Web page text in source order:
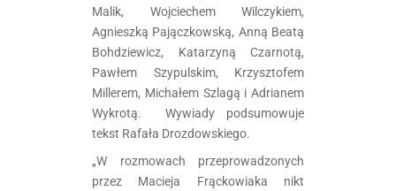
Malik, Wojciechem Wilczykiem,
Agnieszką Pajączkowską, Anną Beatą
Bohdziewicz, Katarzyną Czarnotą,
Pawłem Szypulskim, Krzysztofem
Millerem, Michałem Szlagą i Adrianem
Wykrotą. Wywiady podsumowuje
tekst Rafała Drozdowskiego.
„W rozmowach przeprowadzonych
przez Macieja Frąckowiaka nikt